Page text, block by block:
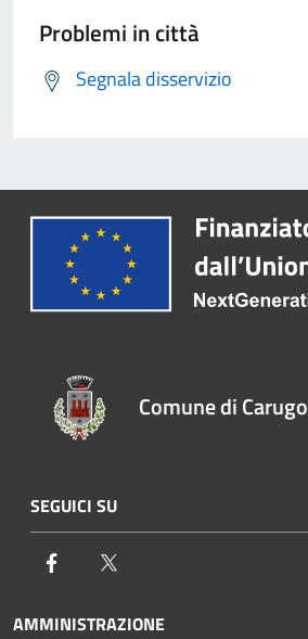
Problemi in città
Segnala disservizio
Comune di Carugo
SEGUICI SU
Facebook
AMMINISTRAZIONE